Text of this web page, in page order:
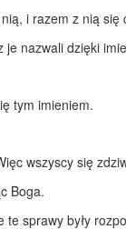
i razem z nią się
nazwali dzięki
tym imieniem.
wszyscy się
Boga.
sprawy były